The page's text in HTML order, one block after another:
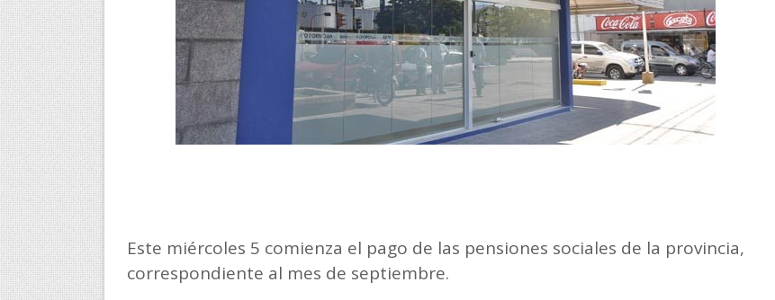
Este miércoles 5 comienza el pago de las pensiones sociales de la provincia,
correspondiente al mes de septiembre.